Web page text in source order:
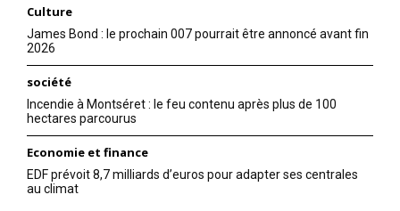
Culture
James Bond : le prochain 007 pourrait être annoncé avant fin
2026
société
Incendie à Montséret : le feu contenu après plus de 100
hectares parcourus
Economie et finance
EDF prévoit 8,7 milliards d’euros pour adapter ses centrales
au climat